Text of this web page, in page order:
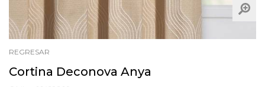
REGRESAR
Cortina Deconova Anya